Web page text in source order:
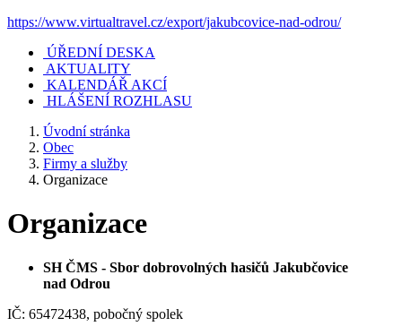
https://www.virtualtravel.cz/export/jakubcovice-nad-odrou/
ÚŘEDNÍ DESKA
AKTUALITY
KALENDÁŘ AKCÍ
HLÁŠENÍ ROZHLASU
Úvodní stránka
Obec
Firmy a služby
Organizace
Organizace
SH ČMS - Sbor dobrovolných hasičů Jakubčovice
nad Odrou
IČ: 65472438, pobočný spolek